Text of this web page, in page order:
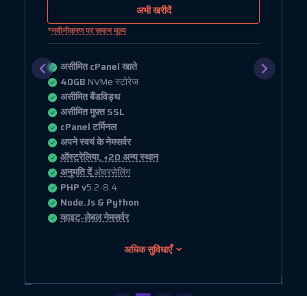
अभी खरीदें
*नवीनीकरण पर समान मूल्य
असीमित cPanel खाते
40GB NVMe स्टोरेज
असीमित बैंडविड्थ
असीमित मुफ़्त SSL
cPanel टर्मिनल
अपने स्वयं के नेमसर्वर
ऑस्ट्रेलिया, +20 अन्य स्थान
अनुमति देंओवरसेलिंग
PHP v5.2-8.4
Node.Js & Python
व्हाइट-लेबल नेमसर्वर
अधिक सुविधाएँ